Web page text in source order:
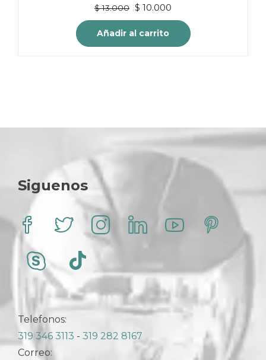
$13.000 El
precio
original
era:
$ 10.000
precio
actual
es:
Añadir al carrito
Siguenos
Telefonos:
319 346 3113 - 319 282 8167
Correo: